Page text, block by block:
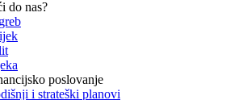
do nas?
poslovanje
i strateški planovi